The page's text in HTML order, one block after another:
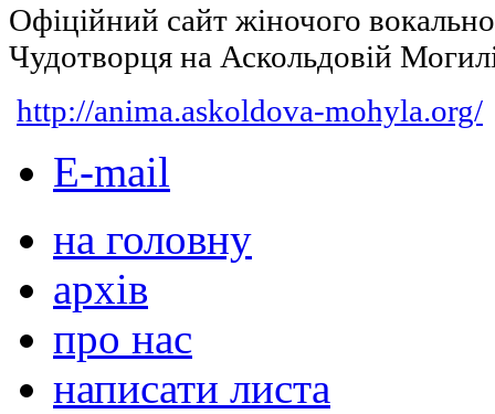
Офіційний сайт жіночого
Чудотворця на Аскольдовій
http://anima.askoldova-mohyla.org/
E-mail
на головну
архів
про нас
написати листа